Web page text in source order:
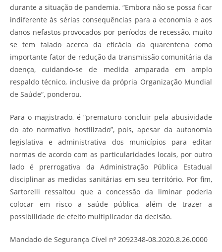
durante a situação de pandemia. “Embora não se possa ficar
indiferente às sérias consequências para a economia e aos
danos nefastos provocados por períodos de recessão, muito
se tem falado acerca da eficácia da quarentena como
importante fator de redução da transmissão comunitária da
doença, cuidando-se de medida amparada em amplo
respaldo técnico, inclusive da própria Organização Mundial
de Saúde”, ponderou.
Para o magistrado, é “prematuro concluir pela abusividade
do ato normativo hostilizado”, pois, apesar da autonomia
legislativa e administrativa dos municípios para editar
normas de acordo com as particularidades locais, por outro
lado é prerrogativa da Administração Pública Estadual
disciplinar as medidas sanitárias em seu território. Por fim,
Sartorelli ressaltou que a concessão da liminar poderia
colocar em risco a saúde pública, além de trazer a
possibilidade de efeito multiplicador da decisão.
Mandado de Segurança Cível nº 2092348-08.2020.8.26.0000